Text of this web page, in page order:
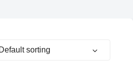
Default sorting